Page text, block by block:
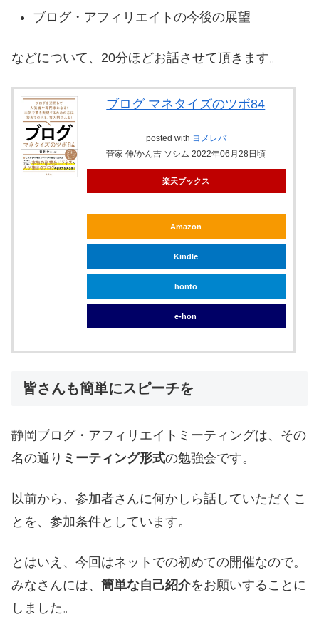
ブログ・アフィリエイトの今後の展望
などについて、20分ほどお話させて頂きます。
ブログ マネタイズのツボ84
posted with ヨメレバ
菅家 伸/かん吉 ソシム 2022年06月28日頃
楽天ブックス
Amazon
Kindle
honto
e-hon
皆さんも簡単にスピーチを
静岡ブログ・アフィリエイトミーティングは、その
名の通り ミーティング形式の勉強会です。
以前から、参加者さんに何かしら話していただくこ
とを、参加条件としています。
とはいえ、今回はネットでの初めての開催なので。
みなさんには、 簡単な自己紹介をお願いすることに
しました。